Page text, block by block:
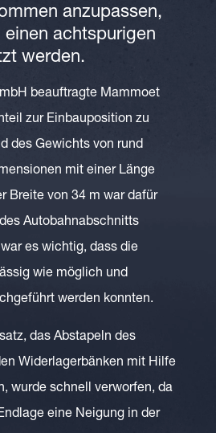
anzupassen,
achtspurigen
werden.
beauftragte Mammoet
zur Einbauposition zu
des Gewichts von rund
mit einer Länge
Breite von 34 m war dafür
Autobahnabschnitts
es wichtig, dass die
wie möglich und
werden konnten.
das Abstapeln des
Widerlagerbänken mit Hilfe
wurde schnell verworfen, da
eine Neigung in der